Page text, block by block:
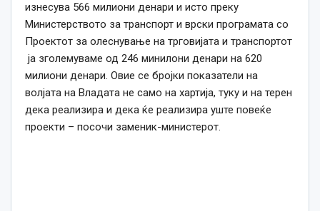
изнесува 566 милиони денари и исто преку
Министерството за транспорт и врски програмата со
Проектот за олеснување на трговијата и транспортот
ја зголемуваме од 246 минилони денари на 620
милиони денари. Овие се бројки показатели на
волјата на Владата не само на хартија, туку и на терен
дека реализира и дека ќе реализира уште повеќе
проекти – посочи заменик-министерот.